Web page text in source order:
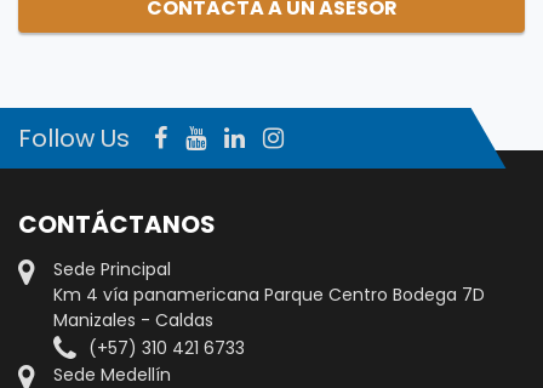
CONTACTA A UN ASESOR
Follow Us
CONTÁCTANOS
Sede Principal
Km 4 vía panamericana Parque Centro Bodega 7D
Manizales - Caldas
(+57) 310 421 6733
Sede Medellín